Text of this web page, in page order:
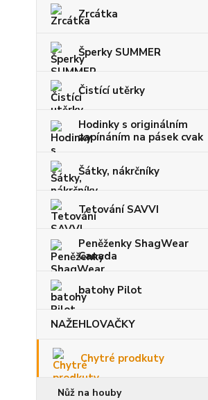
Zrcátka
Šperky SUMMER
Čistící utěrky
Hodinky s originálním
zapínáním na pásek cvak
Šátky, nákrčníky
Tetování SAVVI
Peněženky ShagWear
Canada
batohy Pilot
NAŽEHLOVAČKY
Chytré prodkuty
Nůž na houby